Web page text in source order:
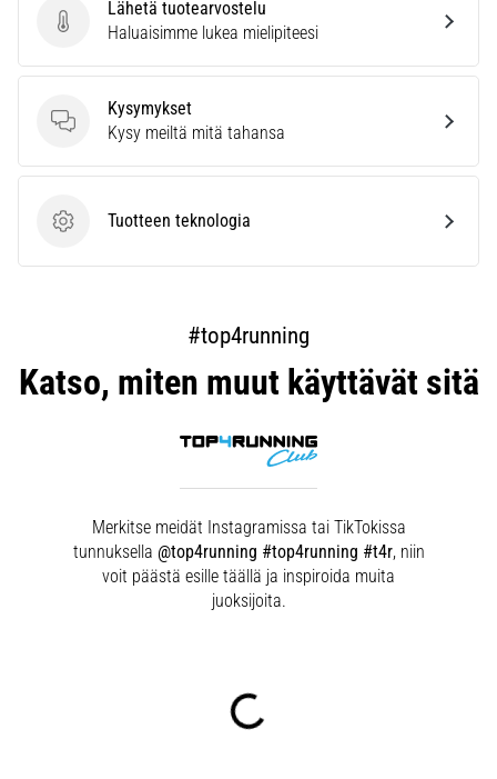
Lähetä tuotearvostelu
Lähetä tuotearvostelu
Haluaisimme lukea mielipiteesi
Kysymykset
Kysymykset
Kysy meiltä mitä tahansa
Tuotteen teknologia
Tuotteen teknologia
#top4running
Katso, miten muut käyttävät sitä
Merkitse meidät Instagramissa tai TikTokissa
tunnuksella @top4running #top4running #t4r, niin
voit päästä esille täällä ja inspiroida muita
juoksijoita.